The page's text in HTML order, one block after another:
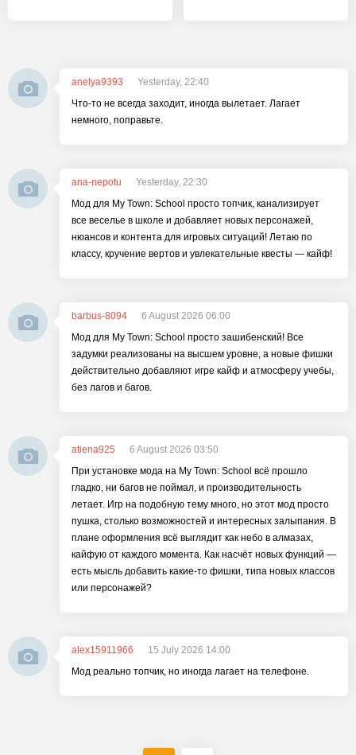
anelya9393
Yesterday, 22:40
Что-то не всегда заходит, иногда вылетает. Лагает
немного, поправьте.
ana-nepotu
Yesterday, 22:30
Мод для My Town: School просто топчик, канализирует
все веселье в школе и добавляет новых персонажей,
нюансов и контента для игровых ситуаций! Летаю по
классу, кручение вертов и увлекательные квесты — кайф!
barbus-8094
6 August 2026 06:00
Мод для My Town: School просто зашибенский! Все
задумки реализованы на высшем уровне, а новые фишки
действительно добавляют игре кайф и атмосферу учебы,
без лагов и багов.
atiena925
6 August 2026 03:50
При установке мода на My Town: School всё прошло
гладко, ни багов не поймал, и производительность
летает. Игр на подобную тему много, но этот мод просто
пушка, столько возможностей и интересных залыпания. В
плане оформления всё выглядит как небо в алмазах,
кайфую от каждого момента. Как насчёт новых функций —
есть мысль добавить какие-то фишки, типа новых классов
или персонажей?
alex15911966
15 July 2026 14:00
Мод реально топчик, но иногда лагает на телефоне.